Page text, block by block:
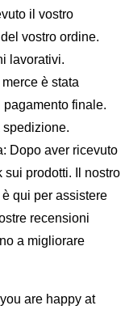
il vostro
vostro ordine.
lavorativi.
è stata
finale.
Dopo aver ricevuto
sui prodotti. Il nostro
qui per assistere
recensioni
a migliorare
are happy at